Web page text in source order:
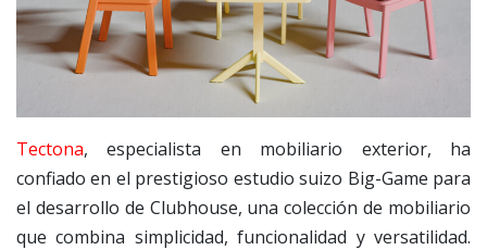
Tectona, especialista en mobiliario exterior, ha
confiado en el prestigioso estudio suizo Big-Game para
el desarrollo de Clubhouse, una colección de mobiliario
que combina simplicidad, funcionalidad y versatilidad.